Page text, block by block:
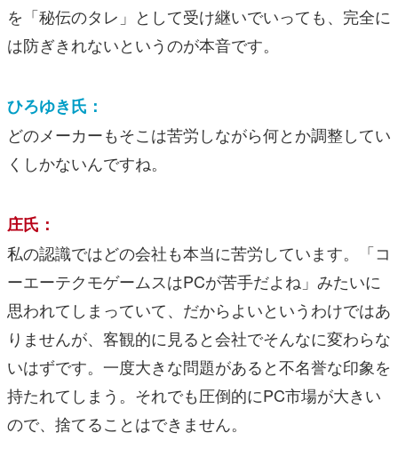
を「秘伝のタレ」として受け継いでいっても、完全に
は防ぎきれないというのが本音です。
ひろゆき氏：
どのメーカーもそこは苦労しながら何とか調整してい
くしかないんですね。
庄氏：
私の認識ではどの会社も本当に苦労しています。「コ
ーエーテクモゲームスはPCが苦手だよね」みたいに
思われてしまっていて、だからよいというわけではあ
りませんが、客観的に見ると会社でそんなに変わらな
いはずです。一度大きな問題があると不名誉な印象を
持たれてしまう。それでも圧倒的にPC市場が大きい
ので、捨てることはできません。